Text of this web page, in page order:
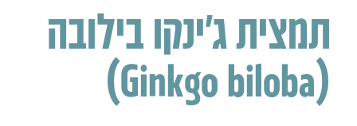
תמצית ג’ינקו בילובה
(Ginkgo biloba)